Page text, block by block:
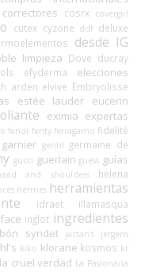
correctores cosrx covergirl
cutex cyzone ddf deluxe
desde IG
limpieza Dove ducray
efyderma elecciones
arden elvive Embryolisse
estée lauder eucerin
eximia expertas
fendi fenty ferragamo fidelité
garnier gentil germaine de
gucci guerlain guess guías
and shoulders
helena
hermes herramientas
idraet illamasqua
inglot ingredientes
syndet jactan's jergens
kiko klorane kosmos kr
la cruel verdad La Pasionaria